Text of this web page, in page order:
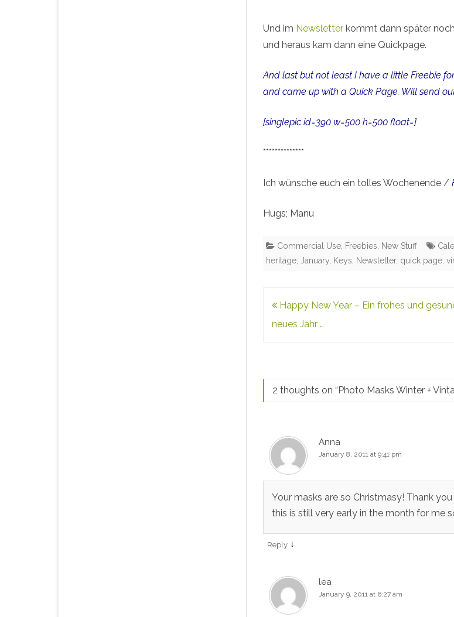
Und im Newsletter kommt dann später
und heraus kam dann eine Quickpage.
And last but not least I have a little Freebie
and came up with a Quick Page. Will send
[singlepic id=390 w=500 h=500 float=]
**************
Ich wünsche euch ein tolles Wochenende /
Hugs; Manu
Commercial Use Freebies New Stuff
heritage
January Keys Newsletter, quick page ,
Post
navigation
Happy New Year – Ein frohes und
neues Jahr …
2 thoughts on “Photo Masks Winter +
Anna
January 8, 2011 at 9:41 pm
Your masks are so Christmasy! Thank
this is still very early in the month for me
Reply ↓
lea
January 9, 2011 at 6:27 am